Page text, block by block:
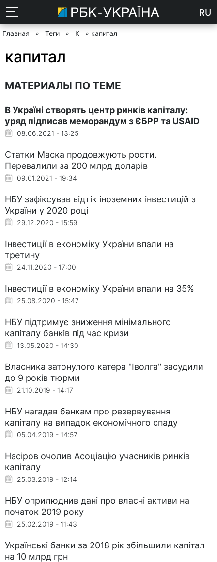
RU
Главная » Теги » К » капитал
капитал
МАТЕРИАЛЫ ПО ТЕМЕ
В Україні створять центр ринків капіталу:
уряд підписав меморандум з ЄБРР та USAID
08.06.2021 - 13:25
Статки Маска продовжують рости.
Перевалили за 200 млрд доларів
09.01.2021 - 19:34
НБУ зафіксував відтік іноземних інвестицій з
України у 2020 році
29.12.2020 - 15:59
Інвестиції в економіку України впали на
третину
24.11.2020 - 17:00
Інвестиції в економіку України впали на 35%
25.08.2020 - 15:47
НБУ підтримує зниження мінімального
капіталу банків під час кризи
13.05.2020 - 14:30
Власника затонулого катера "Іволга" засудили
до 9 років тюрми
21.10.2019 - 14:17
НБУ нагадав банкам про резервування
капіталу на випадок економічного спаду
05.04.2019 - 14:57
Насіров очолив Асоціацію учасників ринків
капіталу
25.03.2019 - 12:14
НБУ оприлюднив дані про власні активи на
початок 2019 року
25.02.2019 - 11:43
Українські банки за 2018 рік збільшили капітал
на 10 млрд грн